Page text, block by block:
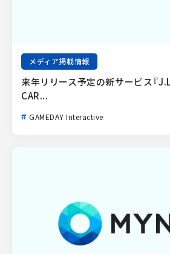
メディア掲載情報
来年リリース予定の新サービス『
CAR...
GAMEDAY Interactive